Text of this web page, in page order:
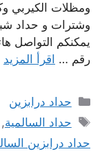
ومظلات الكيربي
وشترات و حداد
يمكنكم التواصل
رقم … اقرأ المزيد
التصنيفات
حداد درابزين
الوسوم
حداد السالمية,
حداد درابزين